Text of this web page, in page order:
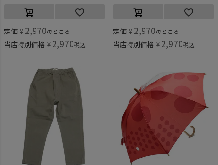
定価 ¥ 2,970のところ
当店特別価格 ¥ 2,970税込
定価 ¥ 2,970のところ
当店特別価格 ¥ 2,970税込